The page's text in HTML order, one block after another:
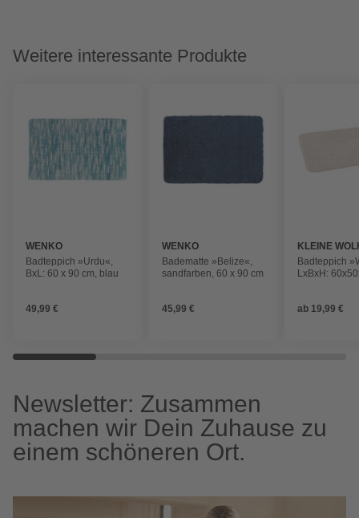
Weitere interessante Produkte
WENKO
Badteppich »Urdu«,
BxL: 60 x 90 cm, blau
49,99 €
WENKO
Badematte »Belize«,
sandfarben, 60 x 90 cm
45,99 €
KLEINE
Badteppich
LxBxH:
ab 19,99 €
Newsletter: Zusammen
machen wir Dein Zuhause zu
einem schöneren Ort.